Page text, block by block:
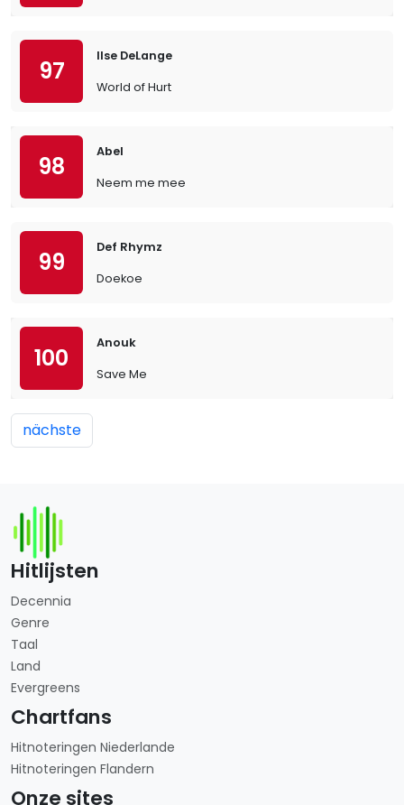
97
Ilse DeLange
World of Hurt
98
Abel
Neem me mee
99
Def Rhymz
Doekoe
100
Anouk
Save Me
nächste
Hitlijsten
Decennia
Genre
Taal
Land
Evergreens
Chartfans
Hitnoteringen Niederlande
Hitnoteringen Flandern
Onze sites